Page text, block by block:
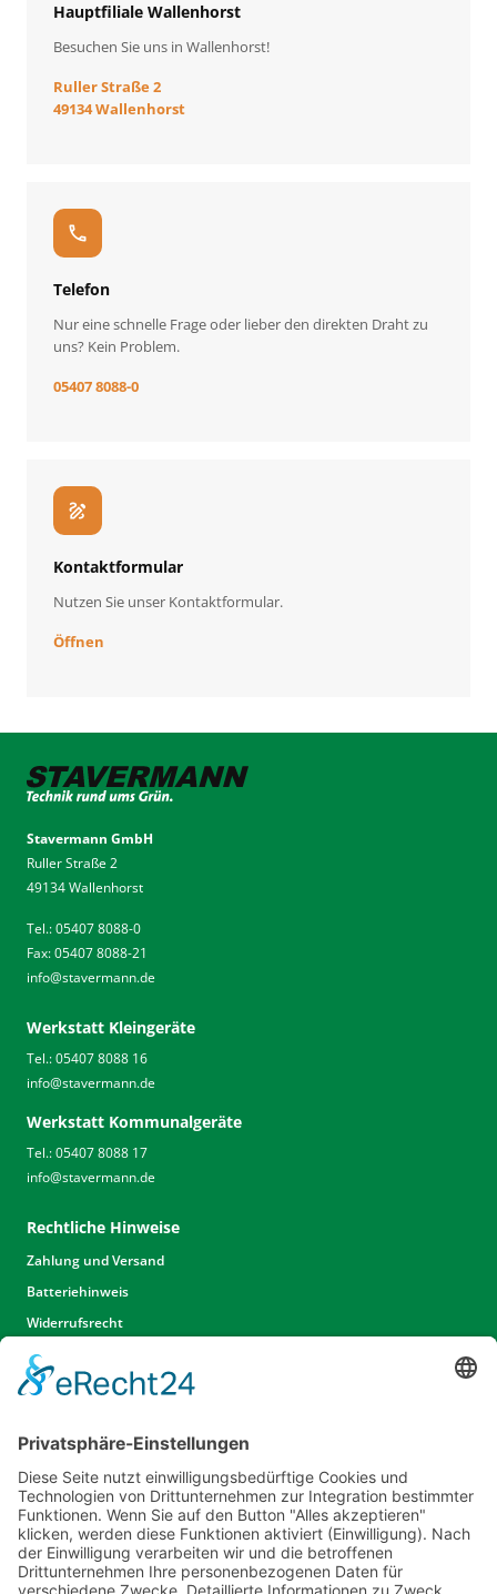
Hauptfiliale Wallenhorst
Besuchen Sie uns in Wallenhorst!
Ruller Straße 2
49134 Wallenhorst
call
Telefon
Nur eine schnelle Frage oder lieber den direkten Draht zu
uns? Kein Problem.
05407 8088-0
draw
Kontaktformular
Nutzen Sie unser Kontaktformular.
Öffnen
Stavermann GmbH
Ruller Straße 2
49134 Wallenhorst
Tel.: 05407 8088-0
Fax: 05407 8088-21
info@stavermann.de
Werkstatt Kleingeräte
Tel.: 05407 8088 16
info@stavermann.de
Werkstatt Kommunalgeräte
Tel.: 05407 8088 17
info@stavermann.de
Rechtliche Hinweise
Zahlung und Versand
Batteriehinweis
Widerrufsrecht
Widerrufsrecht Dienstleistungen
AGB
Unsere Website
Unser Angebot
Service
Standorte
Karriere